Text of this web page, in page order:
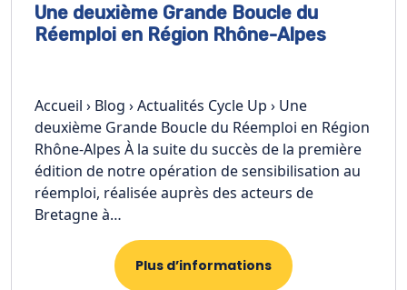
Une deuxième Grande Boucle du
Réemploi en Région Rhône-Alpes
Accueil › Blog › Actualités Cycle Up › Une
deuxième Grande Boucle du Réemploi en Région
Rhône-Alpes À la suite du succès de la première
édition de notre opération de sensibilisation au
réemploi, réalisée auprès des acteurs de
Bretagne à…
Plus d’informations